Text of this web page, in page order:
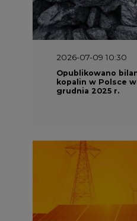
2026-07-09 10:30
Opublikowano
kopalin w Polsce
grudnia 2025 r.